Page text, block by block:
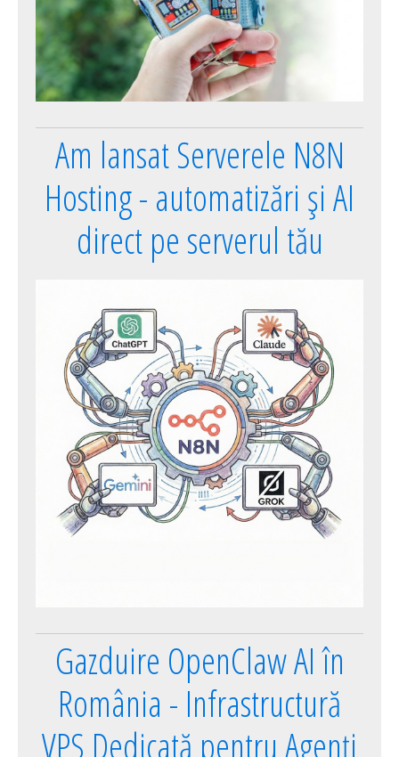
Am lansat Serverele N8N
Hosting - automatizări și AI
direct pe serverul tău
Gazduire OpenClaw AI în
România - Infrastructură
VPS Dedicată pentru Agenți